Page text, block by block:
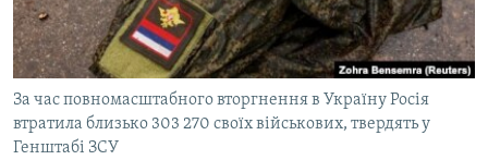
ВІДЕОУРОКИ «ELIFBE»
СВІДЧЕННЯ ОКУПАЦІЇ
УКРАЇНСЬКА ПРОБЛЕМА КРИМУ
ІНФОГРАФІКА
Русский
Qırımtatar
ДОЛУЧАЙСЯ!
За час повномасштабного вторгнення в Україну Росія
втратила близько 303 270 своїх військових, твердять у
Генштабі ЗСУ